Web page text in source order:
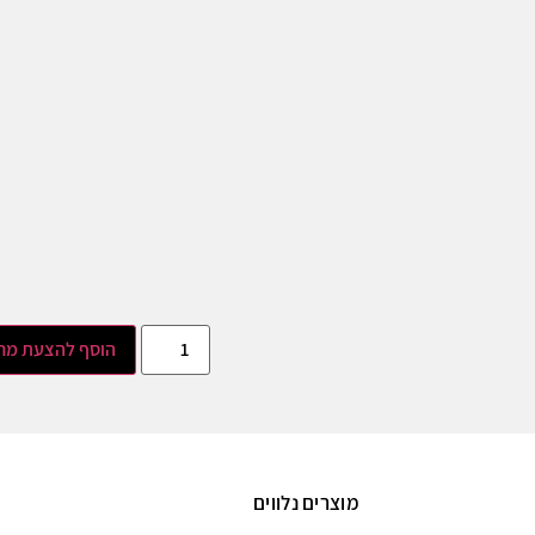
הוסף להצעת
מוצרים נלווים